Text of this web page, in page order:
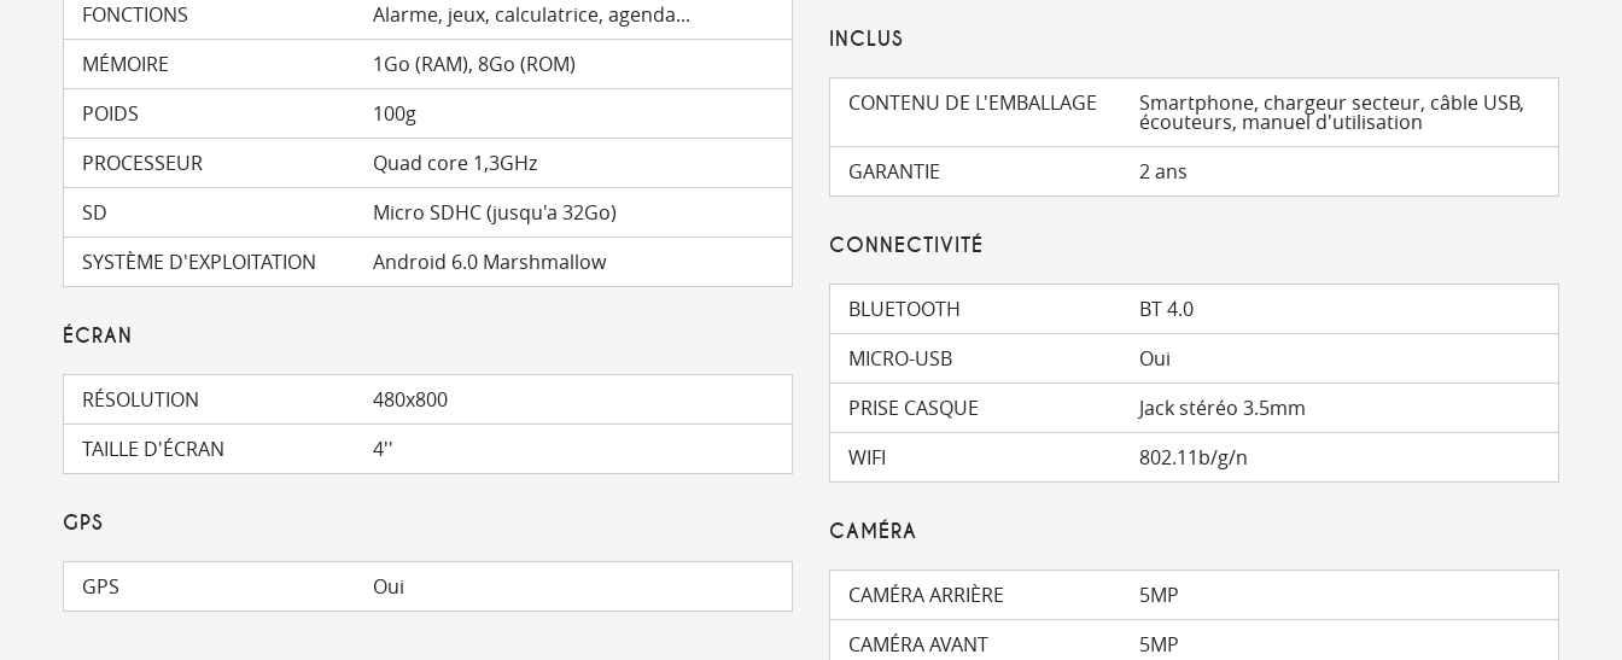
FONCTIONS
Alarme, jeux, calculatrice, agenda...
MÉMOIRE
1Go (RAM), 8Go (ROM)
POIDS
100g
PROCESSEUR
Quad core 1,3GHz
SD
Micro SDHC (jusqu'a 32Go)
SYSTÈME D'EXPLOITATION
Android 6.0 Marshmallow
INCLUS
CONTENU DE L'EMBALLAGE Smartphone, chargeur secteur, câble USB,
écouteurs, manuel d'utilisation
GARANTIE
2 ans
CONNECTIVITÉ
BLUETOOTH
BT 4.0
MICRO-USB
Oui
PRISE CASQUE
Jack stéréo 3.5mm
WIFI
802.11b/g/n
ÉCRAN
RÉSOLUTION
480x800
TAILLE D'ÉCRAN
4''
GPS
GPS Oui
CAMÉRA
CAMÉRA ARRIÈRE
5MP
CAMÉRA AVANT
5MP